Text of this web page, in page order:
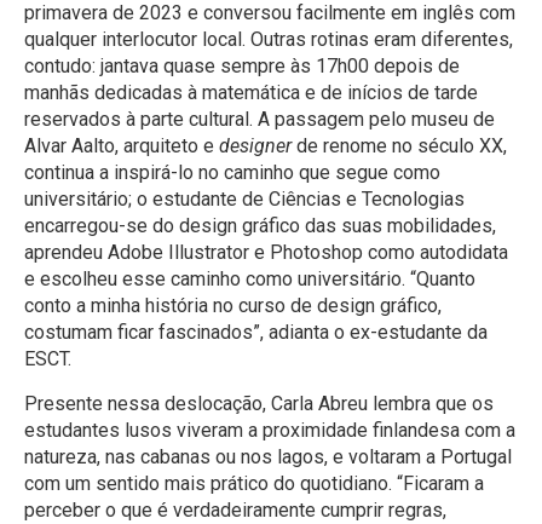
primavera de 2023 e conversou facilmente em inglês com
qualquer interlocutor local. Outras rotinas eram diferentes,
contudo: jantava quase sempre às 17h00 depois de
manhãs dedicadas à matemática e de inícios de tarde
reservados à parte cultural. A passagem pelo museu de
Alvar Aalto, arquiteto e designerde renome no século XX,
continua a inspirá-lo no caminho que segue como
universitário; o estudante de Ciências e Tecnologias
encarregou-se do design gráfico das suas mobilidades,
aprendeu Adobe Illustrator e Photoshop como autodidata
e escolheu esse caminho como universitário. “Quanto
conto a minha história no curso de design gráfico,
costumam ficar fascinados”, adianta o ex-estudante da
ESCT.
Presente nessa deslocação, Carla Abreu lembra que os
estudantes lusos viveram a proximidade finlandesa com a
natureza, nas cabanas ou nos lagos, e voltaram a Portugal
com um sentido mais prático do quotidiano. “Ficaram a
perceber o que é verdadeiramente cumprir regras,